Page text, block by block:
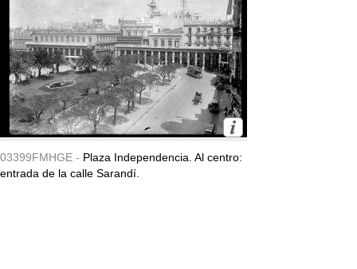
03399FMHGE - Plaza Independencia. Al centro:
entrada de la calle Sarandí.